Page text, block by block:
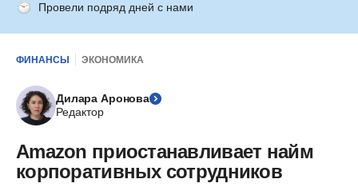
Провели подряд дней с нами
ФИНАНСЫ ЭКОНОМИКА
Дилара Аронова
Редактор
Amazon приостанавливает найм
корпоративных сотрудников